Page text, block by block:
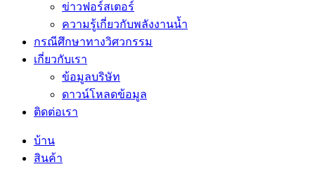
ข่าวฟอร์สเตอร์
ความรู้เกี่ยวกับพลังงานน้ำ
กรณีศึกษาทางวิศวกรรม
เกี่ยวกับเรา
ข้อมูลบริษัท
ดาวน์โหลดข้อมูล
ติดต่อเรา
บ้าน
สินค้า